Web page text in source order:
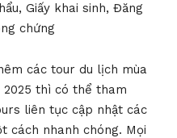
Giấy khai sinh, Đăng
chứng
các tour du lịch mùa
2025 thì có thể tham
liên tục cập nhật các
cách nhanh chóng. Mọi